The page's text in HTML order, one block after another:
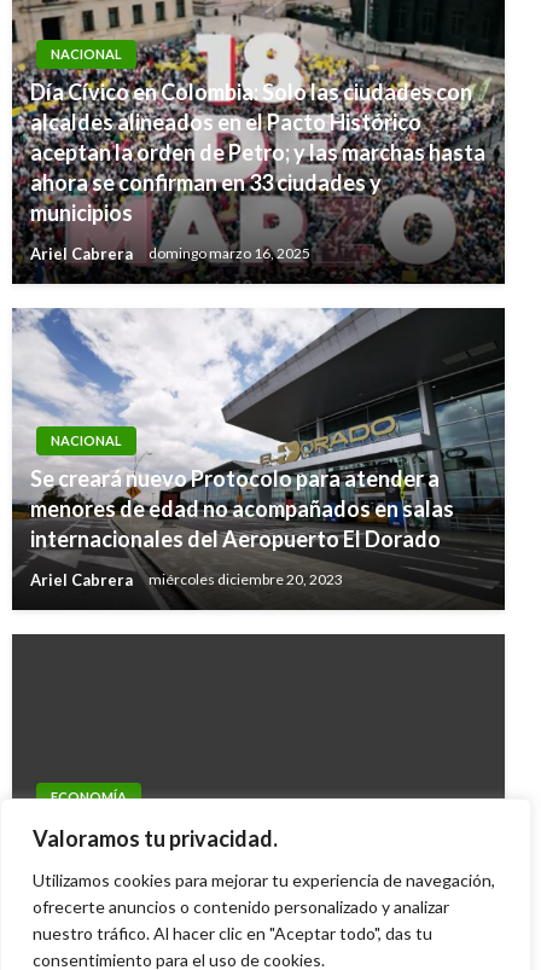
Valoramos tu privacidad.
Utilizamos cookies para mejorar tu experiencia de navegación,
ofrecerte anuncios o contenido personalizado y analizar
nuestro tráfico. Al hacer clic en "Aceptar todo", das tu
consentimiento para el uso de cookies.
NACIONAL
Día Cívico en Colombia: Solo las ciudades con
alcaldes alineados en el Pacto Histórico
aceptan la orden de Petro; y las marchas hasta
ahora se confirman en 33 ciudades y
municipios
Ariel Cabrera domingo marzo 16, 2025
NACIONAL
Se creará nuevo Protocolo para atender a
menores de edad no acompañados en salas
internacionales del Aeropuerto El Dorado
Ariel Cabrera miércoles diciembre 20, 2023
ECONOMÍA
Banco de la República advierte que el
Sergio Castillo lunes abril 5, 2010